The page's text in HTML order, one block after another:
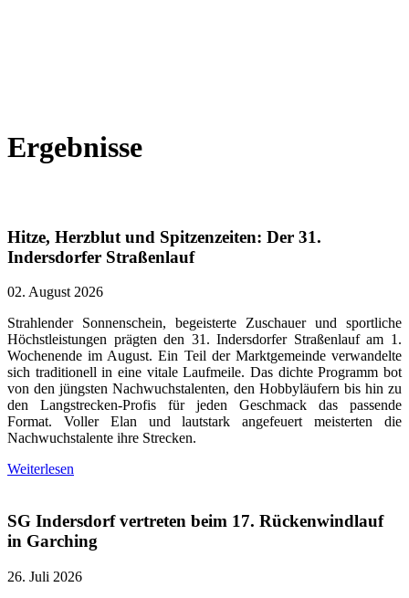
Ergebnisse
Hitze, Herzblut und Spitzenzeiten: Der 31.
Indersdorfer Straßenlauf
02. August 2026
Strahlender Sonnenschein, begeisterte Zuschauer und sportliche
Höchstleistungen prägten den 31. Indersdorfer Straßenlauf am 1.
Wochenende im August. Ein Teil der Marktgemeinde verwandelte
sich traditionell in eine vitale Laufmeile. Das dichte Programm bot
von den jüngsten Nachwuchstalenten, den Hobbyläufern bis hin zu
den Langstrecken-Profis für jeden Geschmack das passende
Format. Voller Elan und lautstark angefeuert meisterten die
Nachwuchstalente ihre Strecken.
Weiterlesen
SG Indersdorf vertreten beim 17. Rückenwindlauf
in Garching
26. Juli 2026